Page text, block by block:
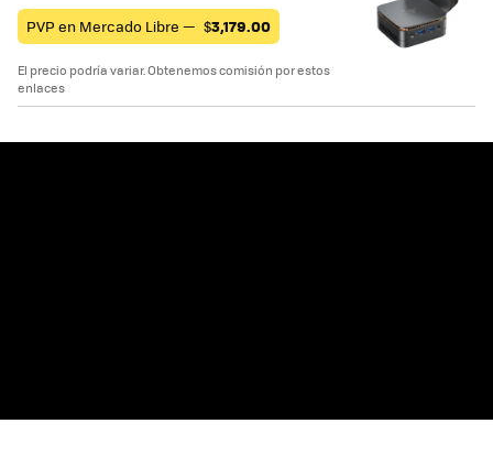
PVP en Mercado Libre — $3,179.00
El precio podría variar. Obtenemos comisión por estos
enlaces